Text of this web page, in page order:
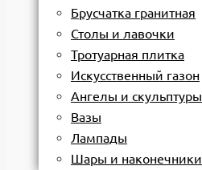
Брусчатка гранитная
Столы и лавочки
Тротуарная плитка
Искусственный газон
Ангелы и скульптуры
Вазы
Лампады
Шары и наконечники